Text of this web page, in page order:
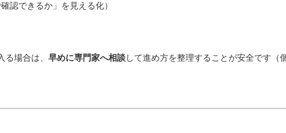
認できるか」を見える化）
場合は、 早めに専門家へ相談して進め方を整理することが安全です（